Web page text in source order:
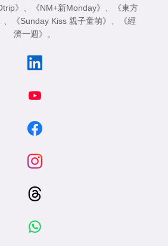
》 《NM+新Monday》
《東方
《Sunday Kiss 親子童萌》
《經
濟一週》
。